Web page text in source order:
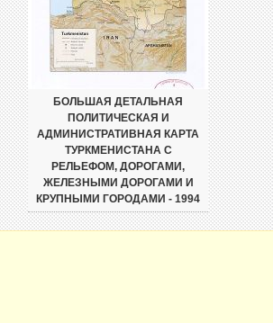
БОЛЬШАЯ ДЕТАЛЬНАЯ
ПОЛИТИЧЕСКАЯ И
АДМИНИСТРАТИВНАЯ КАРТА
ТУРКМЕНИСТАНА С
РЕЛЬЕФОМ, ДОРОГАМИ,
ЖЕЛЕЗНЫМИ ДОРОГАМИ И
КРУПНЫМИ ГОРОДАМИ - 1994